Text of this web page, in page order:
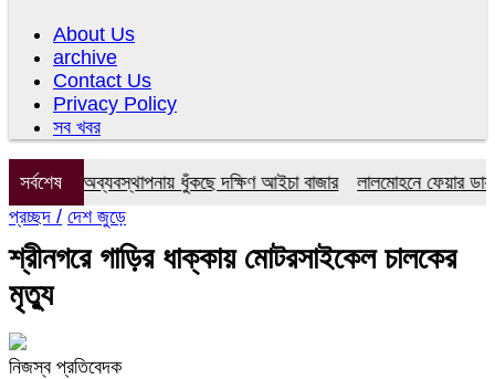
About Us
archive
Contact Us
Privacy Policy
সব খবর
সর্বশেষঅব্যবস্থাপনায় ধুঁকছে দক্ষিণ আইচা বাজার
লালমোহনে ফেয়ার
প্রচ্ছদ / দেশ জুড়ে
শ্রীনগরে গাড়ির ধাক্কায় মোটরসাইকেল চালকের
মৃত্যু
নিজস্ব প্রতিবেদক